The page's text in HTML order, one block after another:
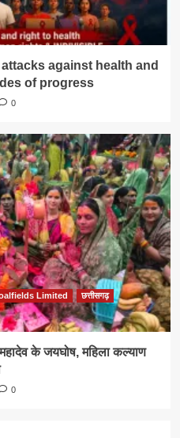
against health and
of progress
0
Limited
छत्तीसगढ़
के जयघोष, महिला कल्याण
0